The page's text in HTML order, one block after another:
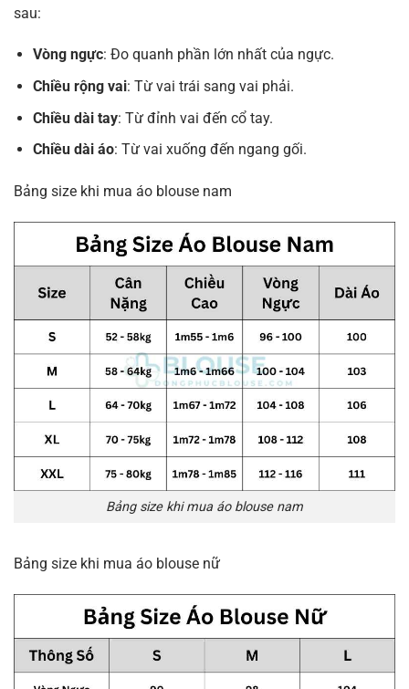
sau:
Vòng ngực: Đo quanh phần lớn nhất của ngực.
Chiều rộng vai: Từ vai trái sang vai phải.
Chiều dài tay: Từ đỉnh vai đến cổ tay.
Chiều dài áo: Từ vai xuống đến ngang gối.
Bảng size khi mua áo blouse nam
Bảng size khi mua áo blouse nam
Bảng size khi mua áo blouse nữ